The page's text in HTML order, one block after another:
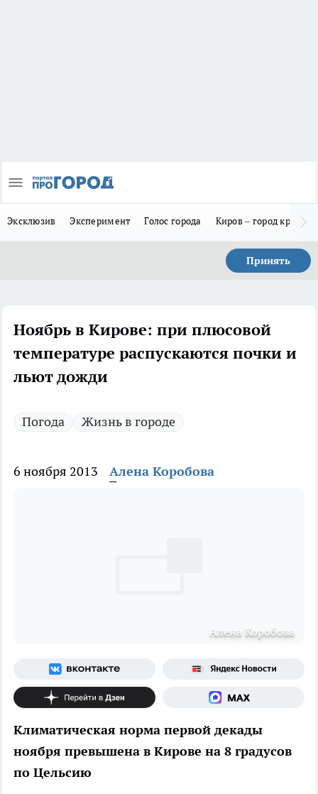
Эксклюзив Эксперимент Голос города Киров – город
Принять
Ноябрь в Кирове: при плюсовой
температуре распускаются почки и
льют дожди
Погода Жизнь в городе
6 ноября 2013 Алена Коробова
Алена Коробова
Климатическая норма первой декады
ноября превышена в Кирове на 8 градусов
по Цельсию